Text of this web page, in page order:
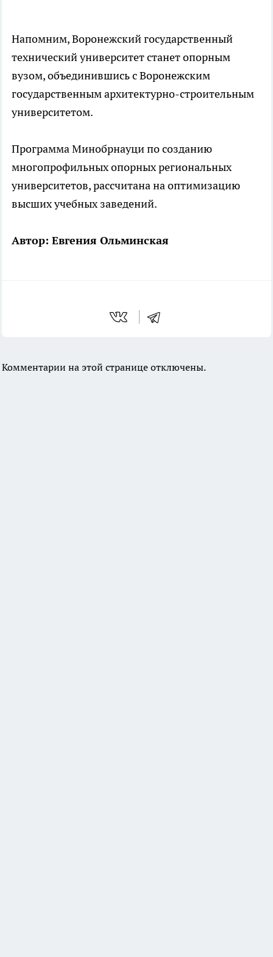
Напомним, Воронежский государственный
технический университет станет опорным
вузом, объединившись с Воронежским
государственным архитектурно-строительным
университетом.
Программа Минобрнауци по созданию
многопрофильных опорных региональных
университетов, рассчитана на оптимизацию
высших учебных заведений.
Автор: Евгения Ольминская
Комментарии на этой странице отключены.